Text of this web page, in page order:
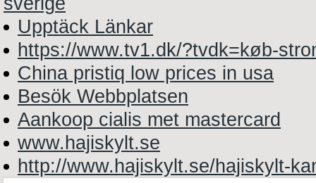
Upptäck Länkar
https://www.tv1.dk/?tvdk=køb-
China pristiq low prices in usa
Besök Webbplatsen
Aankoop cialis met mastercard
www.hajiskylt.se
http://www.hajiskylt.se/hajiskylt-